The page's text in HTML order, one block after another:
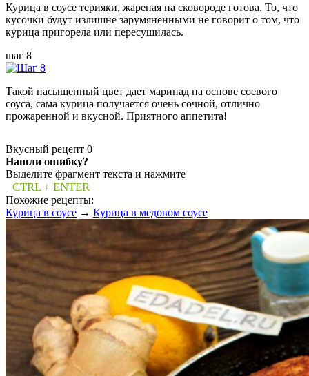
Курица в соусе терияки, жареная на сковороде готова. То, что
кусочки будут излишне зарумяненными не говорит о том, что
курица пригорела или пересушилась.
шаг 8
Такой насыщенный цвет дает маринад на основе соевого
соуса, сама курица получается очень сочной, отлично
прожаренной и вкусной. Приятного аппетита!
Вкусный рецепт 0
Нашли ошибку?
Выделите фрагмент текста и нажмите
CTRL + ENTER
Похожие рецепты:
Курица в соусе → Курица в медовом соусе